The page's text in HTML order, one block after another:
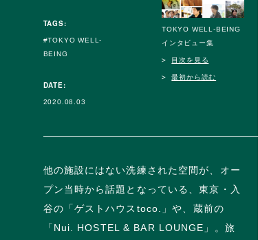
TAGS:
TOKYO WELL-
BEING
DATE:
2020.08.03
TOKYO WELL-BEING
インタビュー集
目次を見る
最初から読む
他の施設にはない洗練された空間が、オー
プン当時から話題となっている、東京・入
谷の「ゲストハウスtoco.」や、蔵前の
「Nui. HOSTEL & BAR LOUNGE」。旅